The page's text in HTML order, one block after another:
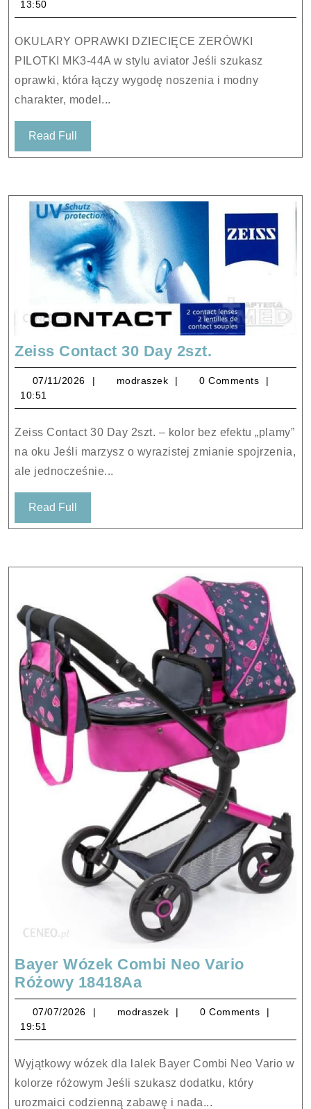
ZERÓWKI
PILOTKI
MK3-
44A
CIEMNO-
13:50
OKULARY OPRAWKI DZIECIĘCE ZERÓWKI
PILOTKI MK3-44A w stylu aviator Jeśli szukasz
oprawki, która łączy wygodę noszenia i modny
charakter, model...
Read Full
Full
Zeiss Contact 30 Day 2szt.
Contact
30
Day
07/11/2026 07/11/2026
modraszek modraszek
0 Comments
10:51
Zeiss Contact 30 Day 2szt. – kolor bez efektu „plamy”
na oku Jeśli marzysz o wyrazistej zmianie spojrzenia,
ale jednocześnie...
Read Full
Full
Bayer Wózek Combi Neo Vario
Różowy 18418Aa
Wózek
Combi
Neo
Różowy
18418Aa
07/07/2026 07/07/2026
modraszek modraszek
0 Comments
19:51
Wyjątkowy wózek dla lalek Bayer Combi Neo Vario w
kolorze różowym Jeśli szukasz dodatku, który
urozmaici codzienną zabawę i nada...